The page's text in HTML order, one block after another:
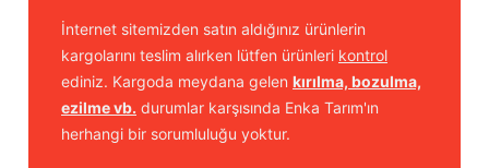
İnternet sitemizden satın aldığınız ürünlerin
kargolarını teslim alırken lütfen ürünleri kontrol
ediniz. Kargoda meydana gelen kırılma, bozulma,
ezilme vb. durumlar karşısında Enka Tarım'ın
herhangi bir sorumluluğu yoktur.